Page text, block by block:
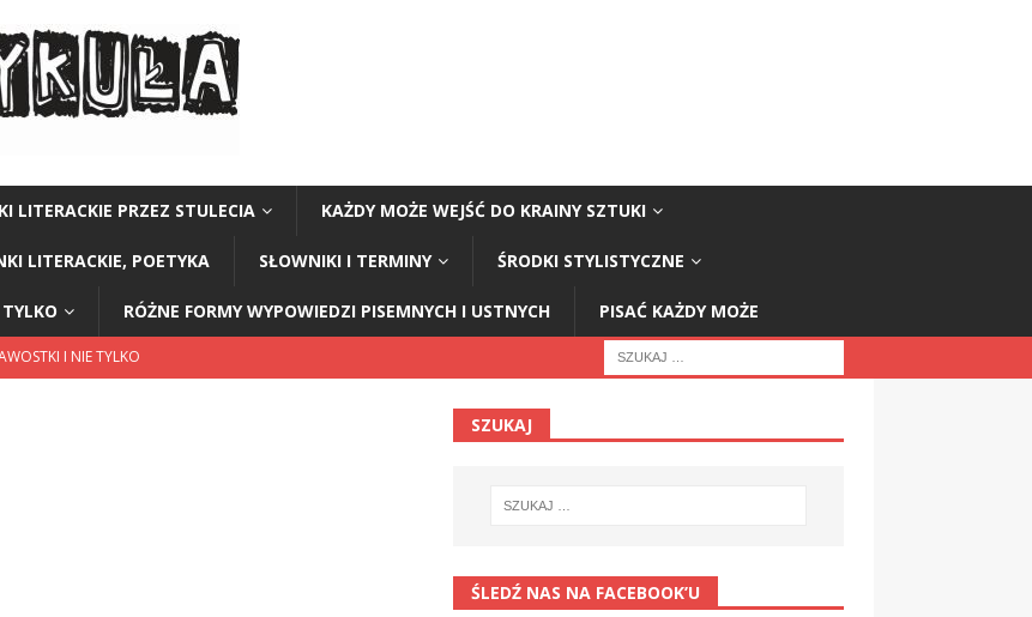
LITERACKIE PRZEZ STULECIA KAŻDY MOŻE WEJŚĆ DO KRAINY SZTUKI
LITERACKIE, POETYKA SŁOWNIKI I TERMINY ŚRODKI STYLISTYCZNE
RÓŻNE FORMY WYPOWIEDZI PISEMNYCH I USTNYCH PISAĆ KAŻDY MOŻE
I NIE TYLKO
SZUKAJ
ŚLEDŹ NAS NA FACEBOOK’U